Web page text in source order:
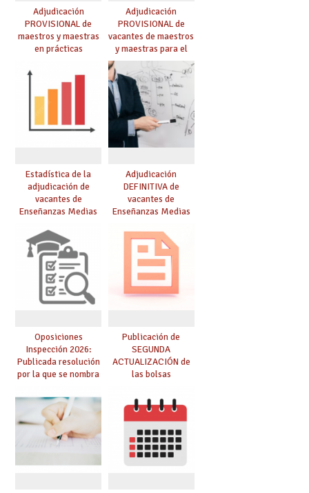
Adjudicación
PROVISIONAL de
maestros y maestras
en prácticas
Adjudicación
PROVISIONAL de
vacantes de maestros
y maestras para el
curso 26-27
Estadística de la
adjudicación de
vacantes de
Enseñanzas Medias
Adjudicación
DEFINITIVA de
vacantes de
Enseñanzas Medias
Oposiciones
Inspección 2026:
Publicada resolución
por la que se nombra
prácticas, se regulan
dichas prácticas y se
convoca acto público
de adjudicación
Publicación de
SEGUNDA
ACTUALIZACIÓN de
las bolsas
Cuerpo de Maestros
de especialidades
convocadas a
oposición